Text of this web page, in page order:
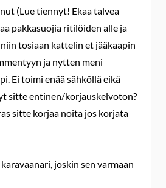
(Lue tiennyt! Ekaa talvea
pakkasuojia ritilöiden alle ja
tosiaan kattelin et jääkaapin
ja nytten meni
Ei toimi enää sähköllä eikä
sitte entinen/korjauskelvoton?
sitte korjaa noita jos korjata
joskin sen varmaan